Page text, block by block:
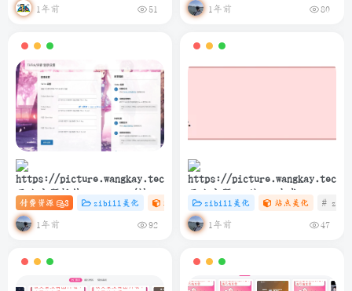
1年前 51 1年前 80
子比主题插件 – TikTok/抖音
登录插件
付费资源 3 zibill美化 站点美化 # 插件 # 站点美化 # 抖音
1年前 92
子比主题 – 纯PHP生成
sitemap.xml教程
zibill美化 站点美化 #
1年前 47